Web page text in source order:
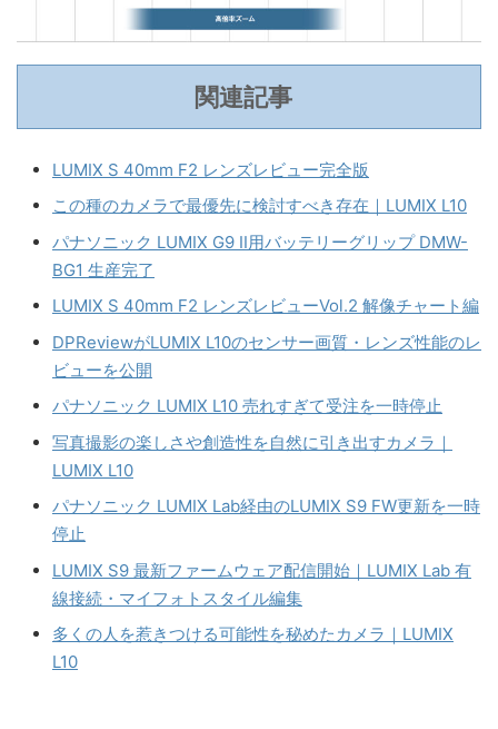
関連記事
LUMIX S 40mm F2 レンズレビュー完全版
この種のカメラで最優先に検討すべき存在｜LUMIX L10
パナソニック LUMIX G9 II用バッテリーグリップ DMW-
BG1 生産完了
LUMIX S 40mm F2 レンズレビューVol.2 解像チャート編
DPReviewがLUMIX L10のセンサー画質・レンズ性能のレ
ビューを公開
パナソニック LUMIX L10 売れすぎて受注を一時停止
写真撮影の楽しさや創造性を自然に引き出すカメラ｜
LUMIX L10
パナソニック LUMIX Lab経由のLUMIX S9 FW更新を一時
停止
LUMIX S9 最新ファームウェア配信開始｜LUMIX Lab 有
線接続・マイフォトスタイル編集
多くの人を惹きつける可能性を秘めたカメラ｜LUMIX
L10